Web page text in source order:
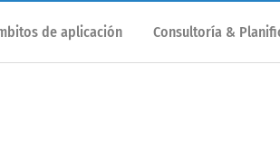
de aplicación Consultoría &